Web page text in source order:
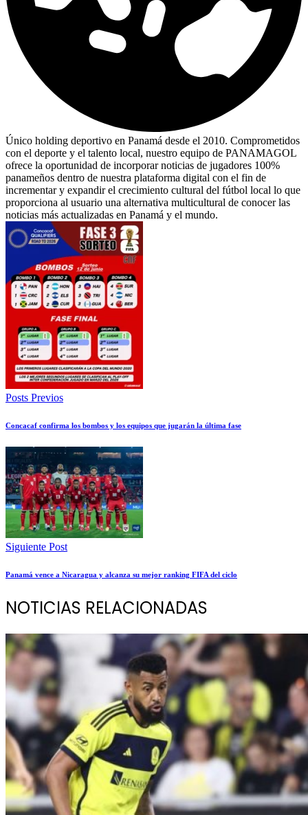
Único holding deportivo en Panamá desde el 2010. Comprometidos
con el deporte y el talento local, nuestro equipo de PANAMAGOL
ofrece la oportunidad de incorporar noticias de jugadores 100%
panameños dentro de nuestra plataforma digital con el fin de
incrementar y expandir el crecimiento cultural del fútbol local lo que
proporciona al usuario una alternativa multicultural de conocer las
noticias más actualizadas en Panamá y el mundo.
Posts Previos
Concacaf confirma los bombos y los equipos que jugarán la última fase
Siguiente Post
Panamá vence a Nicaragua y alcanza su mejor ranking FIFA del ciclo
NOTICIAS RELACIONADAS